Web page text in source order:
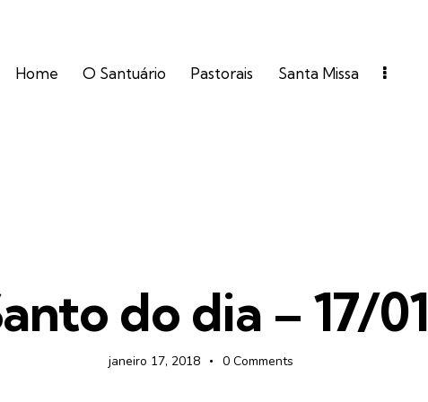
Home O Santuário Pastorais Santa Missa
do dia – 17/01
janeiro 17, 2018 0 Comments